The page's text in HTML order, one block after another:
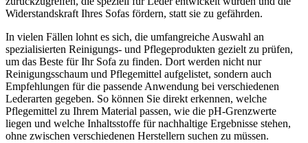
Widerstandskraft Ihres Sofas fördern, statt sie zu gefährden.
In vielen Fällen lohnt es sich, die umfangreiche Auswahl an
spezialisierten Reinigungs- und Pflegeprodukten gezielt zu prüfen,
um das Beste für Ihr Sofa zu finden. Dort werden nicht nur
Reinigungsschaum und Pflegemittel aufgelistet, sondern auch
Empfehlungen für die passende Anwendung bei verschiedenen
Lederarten gegeben. So können Sie direkt erkennen, welche
Pflegemittel zu Ihrem Material passen, wie die pH-Grenzwerte
liegen und welche Inhaltsstoffe für nachhaltige Ergebnisse stehen,
ohne zwischen verschiedenen Herstellern suchen zu müssen.